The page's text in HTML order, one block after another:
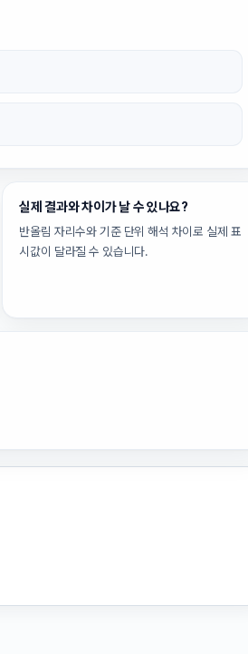
실제 결과와 차이가 날 수 있나요?
반올림 자리수와 기준 단위 해석 차이로 실제 표
시값이 달라질 수 있습니다.